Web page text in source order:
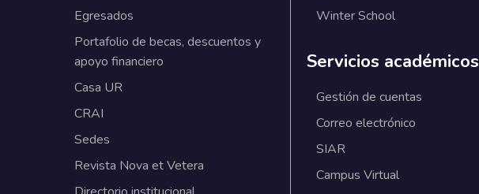
Egresados
Portafolio de becas, descuentos y
apoyo financiero
Casa UR
CRAI
Sedes
Revista Nova et Vetera
Winter School
Servicios académicos
Gestión de cuentas
Correo electrónico
SIAR
Campus Virtual